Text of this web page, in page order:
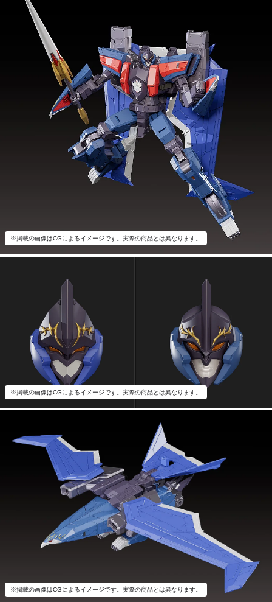
※掲載の画像はCGによるイメージです。実際の商品とは異なります。
※掲載の画像はCGによるイメージです。実際の商品とは異なります。
※掲載の画像はCGによるイメージです。実際の商品とは異なります。